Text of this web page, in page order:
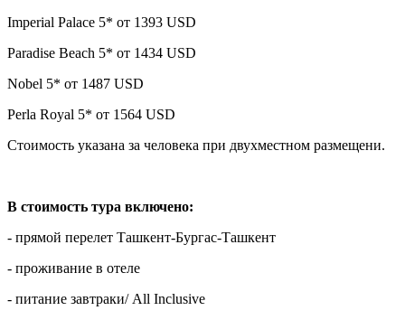
Imperial Palace 5* от 1393 USD
Paradise Beach 5* от 1434 USD
Nobel 5* от 1487 USD
Perla Royal 5* от 1564 USD
Стоимость указана за человека при двухместном размещени.
В стоимость тура включено:
- прямой перелет Ташкент-Бургас-Ташкент
- проживание в отеле
- питание завтраки/ All Inclusive